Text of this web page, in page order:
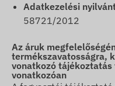
Adatkezelési
58721/2012
Az áruk
termékszavatosságra,
vonatkozó
vonatkozóan